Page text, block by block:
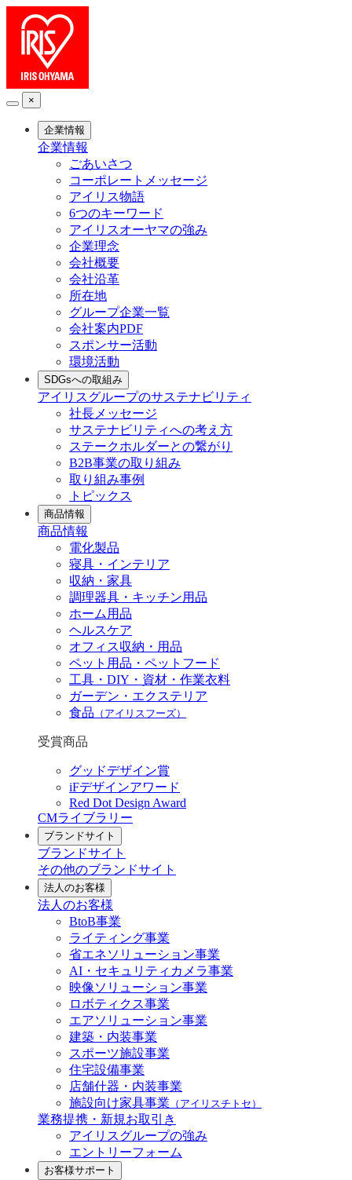
×
企業情報
企業情報
ごあいさつ
コーポレートメッセージ
アイリス物語
6つのキーワード
アイリスオーヤマの強み
企業理念
会社概要
会社沿革
所在地
グループ企業一覧
会社案内PDF
スポンサー活動
環境活動
SDGsへの取組み
アイリスグループのサステナビリティ
社長メッセージ
サステナビリティへの考え方
ステークホルダーとの繋がり
B2B事業の取り組み
取り組み事例
トピックス
商品情報
商品情報
電化製品
寝具・インテリア
収納・家具
調理器具・キッチン用品
ホーム用品
ヘルスケア
オフィス収納・用品
ペット用品・ペットフード
工具・DIY・資材・作業衣料
ガーデン・エクステリア
食品 （アイリスフーズ）
受賞商品
グッドデザイン賞
iFデザインアワード
Red Dot Design Award
CMライブラリー
ブランドサイト
ブランドサイト
その他のブランドサイト
法人のお客様
法人のお客様
BtoB事業
ライティング事業
省エネソリューション事業
AI・セキュリティカメラ事業
映像ソリューション事業
ロボティクス事業
エアソリューション事業
建築・内装事業
スポーツ施設事業
住宅設備事業
店舗什器・内装事業
施設向け家具事業 （アイリスチトセ）
業務提携・新規お取引き
アイリスグループの強み
エントリーフォーム
お客様サポート